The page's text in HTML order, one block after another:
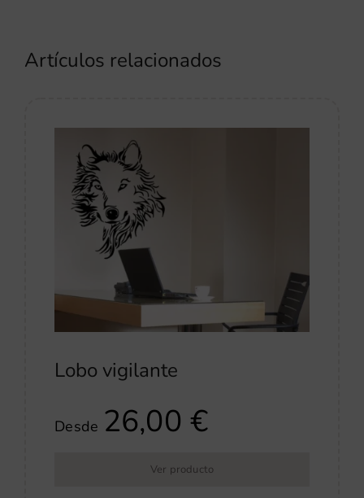
Artículos relacionados
Lobo vigilante
Desde 26,00€
Ver producto